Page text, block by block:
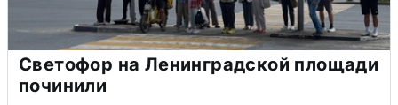
Светофор на Ленинградской площади
починили